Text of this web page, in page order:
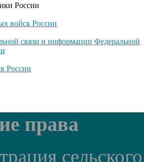
России
войск России
связи и информации Федеральной
России
права